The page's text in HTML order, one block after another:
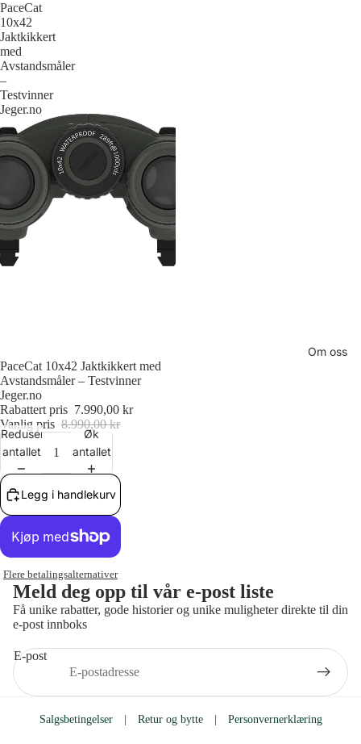
Om oss
PaceCat
10x42
Jaktkikkert
med
Avstandsmåler
–
Testvinner
Jeger.no
Salg
PaceCat 10x42 Jaktkikkert med
Avstandsmåler – Testvinner
Jeger.no
Rabattert pris 7.990,00 kr
Vanlig pris 8.990,00 kr
Reduser
antallet
Øk
antallet
Legg i handlekurv
Flere betalingsalternativer
Meld deg opp til vår e-post liste
Få unike rabatter, gode historier og unike muligheter direkte til din
e-post innboks
E-post
Salgsbetingelser Retur og bytte Personvernerklæring